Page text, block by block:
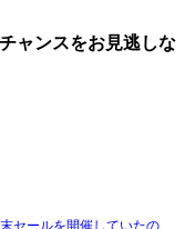
ャンスをお見逃しな
セールを開催していたの